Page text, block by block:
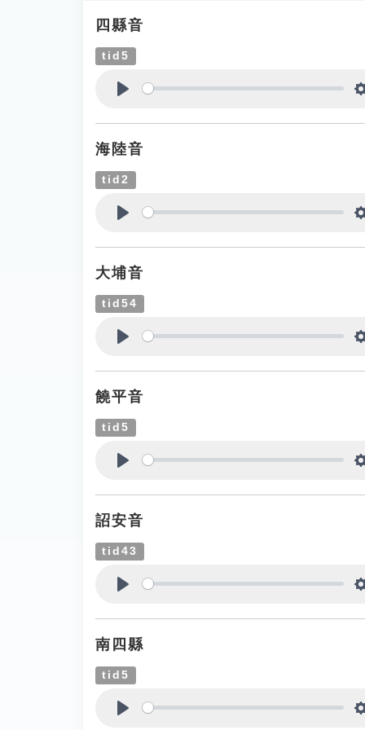
四縣音
tid5
海陸音
tid2
大埔音
tid54
饒平音
tid5
詔安音
tid43
南四縣
tid5